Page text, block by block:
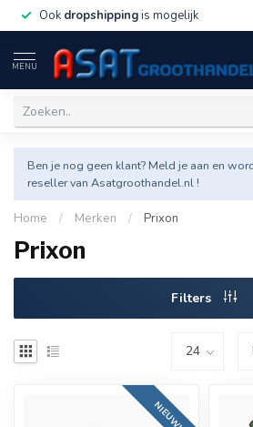
Ook dropshippingis mogelijk
MENU
Ben je nog geen klant? Meld je aan en
reseller van Asatgroothandel.nl !
Home / Merken / Prixon
Prixon
Filters
NIEUW!